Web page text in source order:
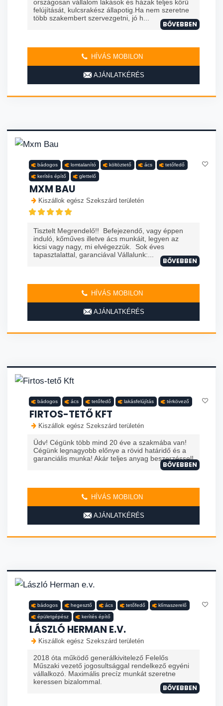
országosan vállalom lakások és házak teljes körű
felújítását, kulcsrakész állapotig.Ha nem szeretne
több szakembert szervezgetni, jó h...
BŐVEBBEN
HÍVÁS MOBILON
AJÁNLATKÉRÉS
bádogos lomtalanító költöztető ács tetőfedő
kerítés építő glettelő
MXM BAU
Kiszállok egész Szekszárd területén
Tisztelt Megrendelő!! Befejezendő, vagy éppen
induló, kőműves illetve ács munkáit, legyen az
kicsi vagy nagy, mi elvégezzük. Sok éves
tapasztalattal, garanciával Vállalunk:...
BŐVEBBEN
HÍVÁS MOBILON
AJÁNLATKÉRÉS
bádogos ács tetőfedő lakásfelújítás térkövező
FIRTOS-TETŐ KFT
Kiszállok egész Szekszárd területén
Üdv! Cégünk több mind 20 éve a szakmába van!
Cégünk legnagyobb előnye a rövid határidő és a
garanciális munka! Akár teljes anyag beszerzéssel!
BŐVEBBEN
HÍVÁS MOBILON
AJÁNLATKÉRÉS
bádogos hegesztő ács tetőfedő klímaszerelő
épületgépész kerítés építő
LÁSZLÓ HERMAN E.V.
Kiszállok egész Szekszárd területén
2018 óta működő generálkivitelező Felelős
Műszaki vezető jogosultsággal rendelkező egyéni
vállalkozó. Maximális precíz munkát szeretne
keressen bizalommal.
BŐVEBBEN